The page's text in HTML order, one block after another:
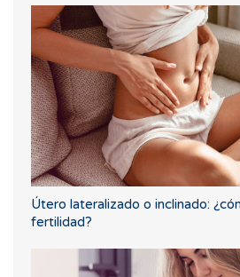
Útero lateralizado o inclinado:
fertilidad?